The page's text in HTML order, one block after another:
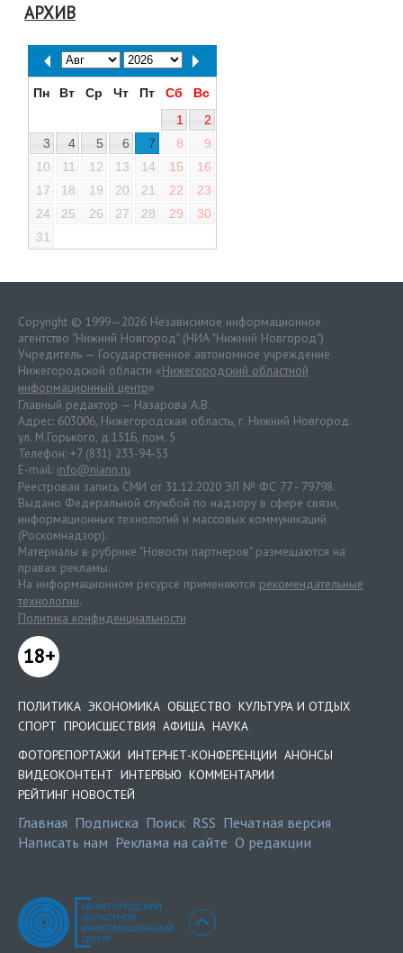
АРХИВ
Пн Вт Ср Чт Пт Сб
Вс
1
2
3
4 5 6 7 8
9
10
11 12 13 14 15
16
17
18 19 20 21 22
23
24
25 26 27 28 29
30
31
Copyright © 1999—2026 Независимое информационное
агентство "Нижний Новгород" (НИА "Нижний Новгород")
Учредитель — Государственное автономное учреждение
Нижегородской области «Нижегородский областной
информационный центр»
Главный редактор — Назарова А.В.
Адрес: 603006, Нижегородская область, г. Нижний Новгород.
ул. М.Горького, д.151Б, пом. 5
Телефон: +7 (831) 233-94-53
E-mail: info@niann.ru
Реестровая запись СМИ от 31.12.2020 ЭЛ № ФС 77 - 79798.
Выдано Федеральной службой по надзору в сфере связи,
информационных технологий и массовых коммуникаций
(Роскомнадзор).
Материалы в рубрике "Новости партнеров" размещаются на
правах рекламы.
На информационном ресурсе применяются рекомендательные
технологии.
Политика конфиденциальности
18+
ПОЛИТИКА ЭКОНОМИКА ОБЩЕСТВО КУЛЬТУРА И ОТДЫХ
СПОРТ ПРОИСШЕСТВИЯ АФИША НАУКА
ФОТОРЕПОРТАЖИ ИНТЕРНЕТ-КОНФЕРЕНЦИИ АНОНСЫ
ВИДЕОКОНТЕНТ ИНТЕРВЬЮ КОММЕНТАРИИ
РЕЙТИНГ НОВОСТЕЙ
Главная Подписка Поиск RSS Печатная версия
Написать нам Реклама на сайте О редакции